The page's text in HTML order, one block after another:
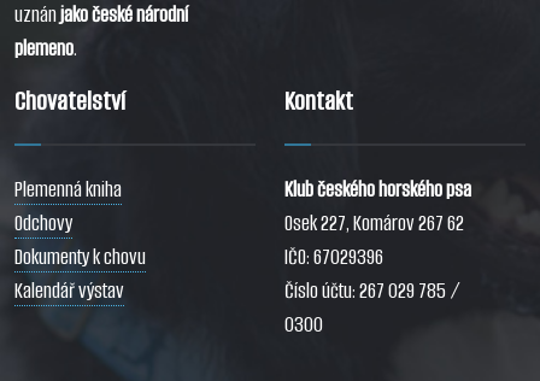
uznánjako české národní
plemeno.
Chovatelství
Plemenná kniha
Odchovy
Dokumenty k chovu
Kalendář výstav
Kontakt
Klub českého horského psa
Osek 227, Komárov 267 62
IČO: 67029396
Číslo účtu: 267 029 785 /
0300